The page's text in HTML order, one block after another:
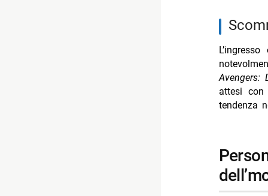
Avengers:
attesi con
tendenza
personaggi principali coinvolti nelle nuove fasi